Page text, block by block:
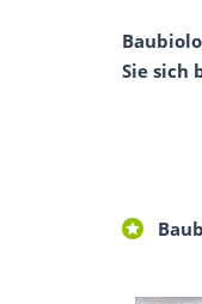
Sie sich